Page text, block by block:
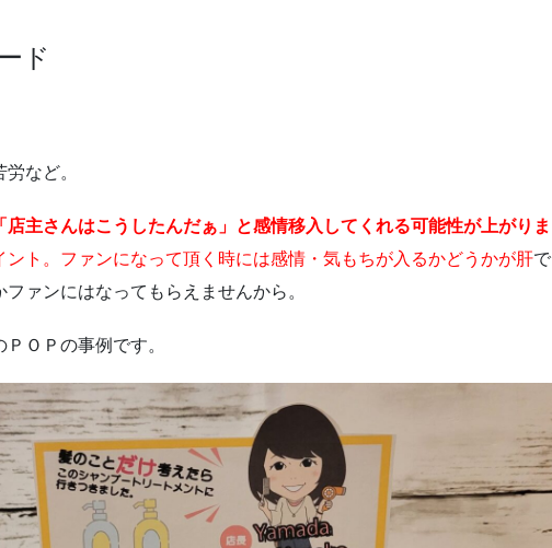
ド
など。
店主さんはこうしたんだぁ」と感情移入してくれる可能性が上がりま
ント。ファンになって頂く時には感情・気もちが入るかどうかが肝で
ァンにはなってもらえませんから。
ＯＰの事例です。